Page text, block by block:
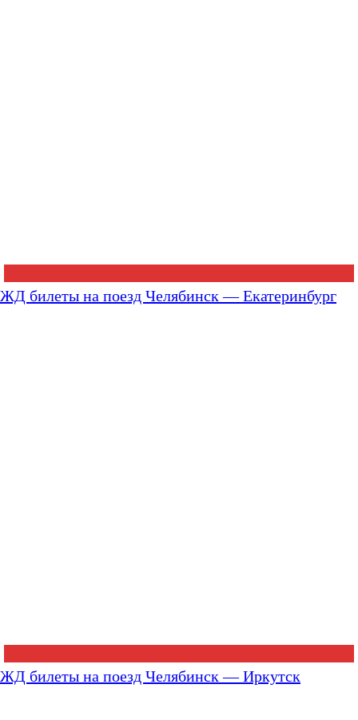
ЖД билеты на поезд Челябинск — Екатеринбург
ЖД билеты на поезд Челябинск — Иркутск